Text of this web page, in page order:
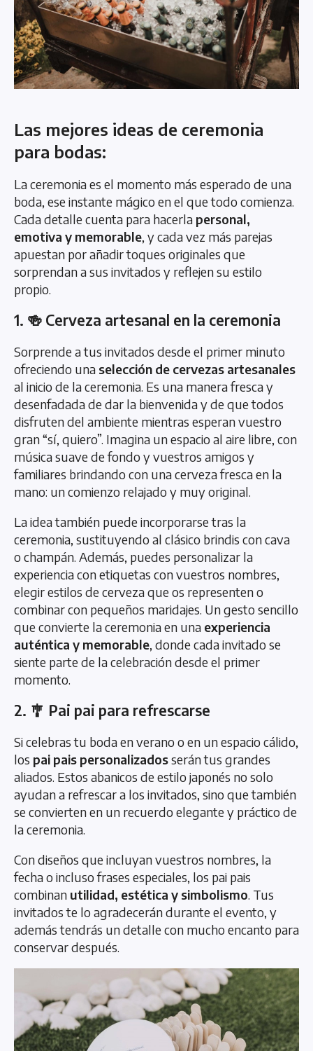
Las mejores ideas de ceremonia
para bodas:
La ceremonia es el momento más esperado de una
boda, ese instante mágico en el que todo comienza.
Cada detalle cuenta para hacerla personal,
emotiva y memorable, y cada vez más parejas
apuestan por añadir toques originales que
sorprendan a sus invitados y reflejen su estilo
propio.
1. 🍻 Cerveza artesanal en la ceremonia
Sorprende a tus invitados desde el primer minuto
ofreciendo una selección de cervezas artesanales
al inicio de la ceremonia. Es una manera fresca y
desenfadada de dar la bienvenida y de que todos
disfruten del ambiente mientras esperan vuestro
gran “sí, quiero”. Imagina un espacio al aire libre, con
música suave de fondo y vuestros amigos y
familiares brindando con una cerveza fresca en la
mano: un comienzo relajado y muy original.
La idea también puede incorporarse tras la
ceremonia, sustituyendo al clásico brindis con cava
o champán. Además, puedes personalizar la
experiencia con etiquetas con vuestros nombres,
elegir estilos de cerveza que os representen o
combinar con pequeños maridajes. Un gesto sencillo
que convierte la ceremonia en una experiencia
auténtica y memorable, donde cada invitado se
siente parte de la celebración desde el primer
momento.
2. 🎐 Pai pai para refrescarse
Si celebras tu boda en verano o en un espacio cálido,
los pai pais personalizadosserán tus grandes
aliados. Estos abanicos de estilo japonés no solo
ayudan a refrescar a los invitados, sino que también
se convierten en un recuerdo elegante y práctico de
la ceremonia.
Con diseños que incluyan vuestros nombres, la
fecha o incluso frases especiales, los pai pais
combinan utilidad, estética y simbolismo. Tus
invitados te lo agradecerán durante el evento, y
además tendrás un detalle con mucho encanto para
conservar después.